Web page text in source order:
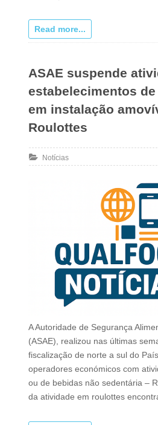
Read more...
ASAE suspende
estabelecimentos
em instalação
Roulottes
Notícias
A Autoridade de Segurança
(ASAE), realizou nas últimas
fiscalização de norte a sul do
operadores económicos com
ou de bebidas não sedentária –
da atividade em roulottes